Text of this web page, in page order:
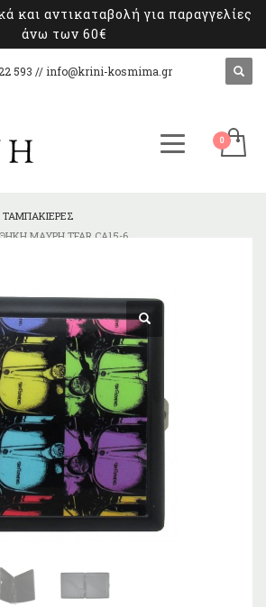
και αντικαταβολή για παραγγελίες
άνω των 60€
593 // info@krini-kosmima.gr
ΤΑΜΠΑΚΙΈΡΕΣ
ΜΑΎΡΗ TFAR CA15-6